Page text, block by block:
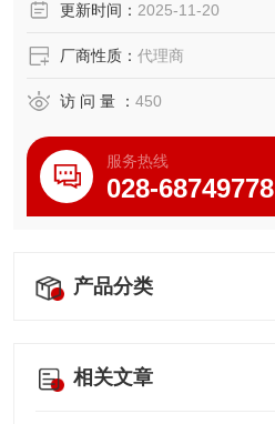
更新时间： 2025-11-20
厂商性质： 代理商
访 问 量 ： 450
服务热线
028-68749778
产品分类
相关文章